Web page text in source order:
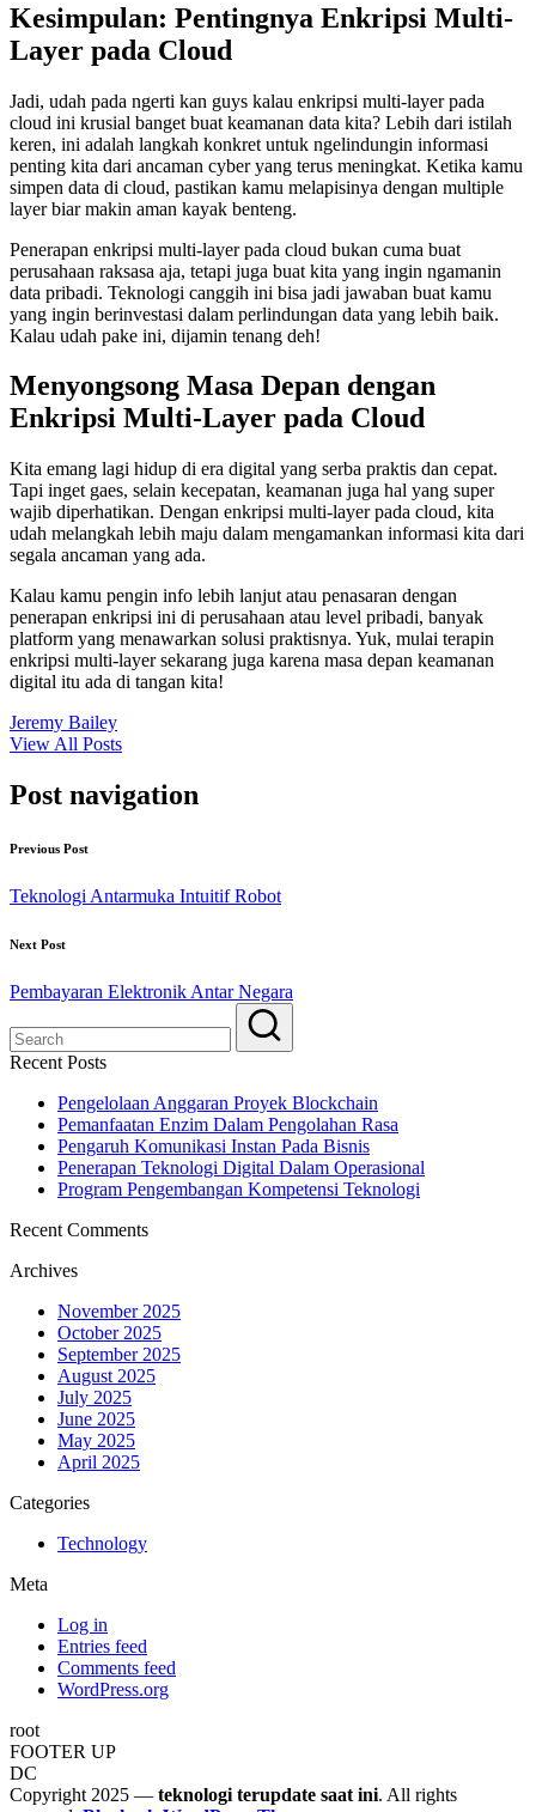
Kesimpulan: Pentingnya Enkripsi Multi-
Layer pada Cloud
Jadi, udah pada ngerti kan guys kalau enkripsi multi-layer pada
cloud ini krusial banget buat keamanan data kita? Lebih dari istilah
keren, ini adalah langkah konkret untuk ngelindungin informasi
penting kita dari ancaman cyber yang terus meningkat. Ketika kamu
simpen data di cloud, pastikan kamu melapisinya dengan multiple
layer biar makin aman kayak benteng.
Penerapan enkripsi multi-layer pada cloud bukan cuma buat
perusahaan raksasa aja, tetapi juga buat kita yang ingin ngamanin
data pribadi. Teknologi canggih ini bisa jadi jawaban buat kamu
yang ingin berinvestasi dalam perlindungan data yang lebih baik.
Kalau udah pake ini, dijamin tenang deh!
Menyongsong Masa Depan dengan
Enkripsi Multi-Layer pada Cloud
Kita emang lagi hidup di era digital yang serba praktis dan cepat.
Tapi inget gaes, selain kecepatan, keamanan juga hal yang super
wajib diperhatikan. Dengan enkripsi multi-layer pada cloud, kita
udah melangkah lebih maju dalam mengamankan informasi kita dari
segala ancaman yang ada.
Kalau kamu pengin info lebih lanjut atau penasaran dengan
penerapan enkripsi ini di perusahaan atau level pribadi, banyak
platform yang menawarkan solusi praktisnya. Yuk, mulai terapin
enkripsi multi-layer sekarang juga karena masa depan keamanan
digital itu ada di tangan kita!
Jeremy Bailey
View All Posts
Post navigation
Previous Post
Teknologi Antarmuka Intuitif Robot
Next Post
Pembayaran Elektronik Antar Negara
Recent Posts
Pengelolaan Anggaran Proyek Blockchain
Pemanfaatan Enzim Dalam Pengolahan Rasa
Pengaruh Komunikasi Instan Pada Bisnis
Penerapan Teknologi Digital Dalam Operasional
Program Pengembangan Kompetensi Teknologi
Recent Comments
Archives
November 2025
October 2025
September 2025
August 2025
July 2025
June 2025
May 2025
April 2025
Categories
Technology
Meta
Log in
Entries feed
Comments feed
WordPress.org
root
FOOTER UP
DC
Copyright 2025 — teknologi terupdate saat ini. All rights